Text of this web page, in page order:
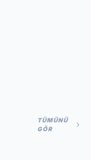
TÜMÜNÜ
GÖR